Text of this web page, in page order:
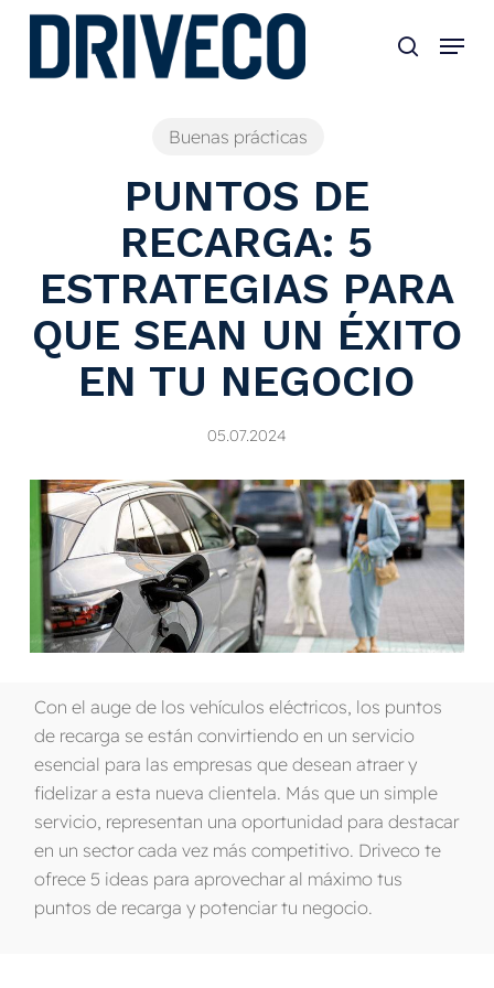
Skip
Buenas prácticas
PUNTOS DE
RECARGA: 5
ESTRATEGIAS PARA
QUE SEAN UN ÉXITO
EN TU NEGOCIO
05.07.2024
Con el auge de losvehículos eléctricos, los puntos
de recarga seestán convirtiendo en un servicio
esencial para las empresas quedesean atraery
fidelizaraesta nueva clientela. Más que un simple
servicio, representan una oportunidad paradestacar
en un sector cada vez más competitivo. Driveco te
ofrece 5 ideas paraaprovecharal máximo tus
puntos de recarga y potenciartu negocio.